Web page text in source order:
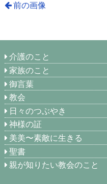
前の画像
介護のこと
家族のこと
御言葉
教会
日々のつぶやき
神様の証
美美〜素敵に生きる
聖書
親が知りたい教会のこと